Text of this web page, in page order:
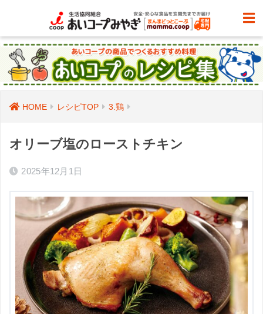
HOME レシピTOP 3.鶏
オリーブ塩のローストチキン
2025年12月1日